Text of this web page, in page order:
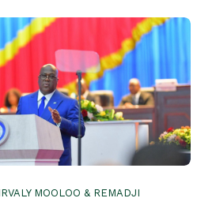
MOOLOO & REMADJI